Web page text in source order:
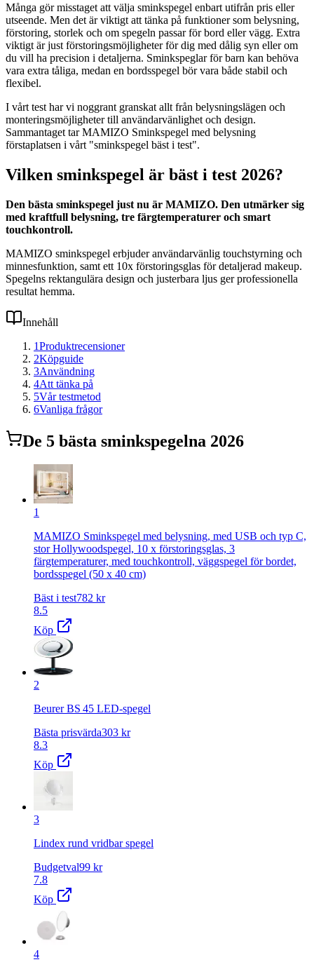
Många gör misstaget att välja sminkspegel enbart utifrån pris eller
utseende. Men det är viktigt att tänka på funktioner som belysning,
förstoring, storlek och om spegeln passar för bord eller vägg. Extra
viktigt är just förstoringsmöjligheter för dig med dålig syn eller om
du vill ha precision i detaljerna. Sminkspeglar för barn kan behöva
vara extra tåliga, medan en bordsspegel bör vara både stabil och
flexibel.
I vårt test har vi noggrant granskat allt från belysningslägen och
monteringsmöjligheter till användarvänlighet och design.
Sammantaget tar MAMIZO Sminkspegel med belysning
förstaplatsen i vårt "sminkspegel bäst i test".
Vilken sminkspegel är bäst i test 2026?
Den bästa sminkspegel just nu är MAMIZO. Den utmärker sig
med kraftfull belysning, tre färgtemperaturer och smart
touchkontroll.
MAMIZO sminkspegel erbjuder användarvänlig touchstyrning och
minnesfunktion, samt ett 10x förstoringsglas för detaljerad makeup.
Spegelns rektangulära design och justerbara ljus ger professionella
resultat hemma.
Innehåll
1Produktrecensioner
2Köpguide
3Användning
4Att tänka på
5Vår testmetod
6Vanliga frågor
De 5 bästa sminkspegelna 2026
1
MAMIZO Sminkspegel med belysning, med USB och typ C,
stor Hollywoodspegel, 10 x förstoringsglas, 3
färgtemperaturer, med touchkontroll, väggspegel för bordet,
bordsspegel (50 x 40 cm)
Bäst i test782 kr
8.5
Köp
2
Beurer BS 45 LED-spegel
Bästa prisvärda303 kr
8.3
Köp
3
Lindex rund vridbar spegel
Budgetval99 kr
7.8
Köp
4